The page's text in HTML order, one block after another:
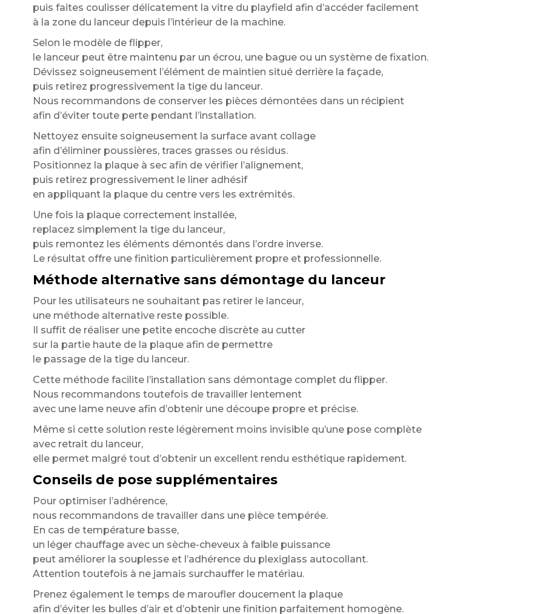
puis faites coulisser délicatement la vitre du playfield afin d’accéder facilement
à la zone du lanceur depuis l’intérieur de la machine.
Selon le modèle de flipper,
le lanceur peut être maintenu par un écrou, une bague ou un système de fixation.
Dévissez soigneusement l’élément de maintien situé derrière la façade,
puis retirez progressivement la tige du lanceur.
Nous recommandons de conserver les pièces démontées dans un récipient
afin d’éviter toute perte pendant l’installation.
Nettoyez ensuite soigneusement la surface avant collage
afin d’éliminer poussières, traces grasses ou résidus.
Positionnez la plaque à sec afin de vérifier l’alignement,
puis retirez progressivement le liner adhésif
en appliquant la plaque du centre vers les extrémités.
Une fois la plaque correctement installée,
replacez simplement la tige du lanceur,
puis remontez les éléments démontés dans l’ordre inverse.
Le résultat offre une finition particulièrement propre et professionnelle.
Méthode alternative sans démontage du lanceur
Pour les utilisateurs ne souhaitant pas retirer le lanceur,
une méthode alternative reste possible.
Il suffit de réaliser une petite encoche discrète au cutter
sur la partie haute de la plaque afin de permettre
le passage de la tige du lanceur.
Cette méthode facilite l’installation sans démontage complet du flipper.
Nous recommandons toutefois de travailler lentement
avec une lame neuve afin d’obtenir une découpe propre et précise.
Même si cette solution reste légèrement moins invisible qu’une pose complète
avec retrait du lanceur,
elle permet malgré tout d’obtenir un excellent rendu esthétique rapidement.
Conseils de pose supplémentaires
Pour optimiser l’adhérence,
nous recommandons de travailler dans une pièce tempérée.
En cas de température basse,
un léger chauffage avec un sèche-cheveux à faible puissance
peut améliorer la souplesse et l’adhérence du plexiglass autocollant.
Attention toutefois à ne jamais surchauffer le matériau.
Prenez également le temps de maroufler doucement la plaque
afin d’éviter les bulles d’air et d’obtenir une finition parfaitement homogène.